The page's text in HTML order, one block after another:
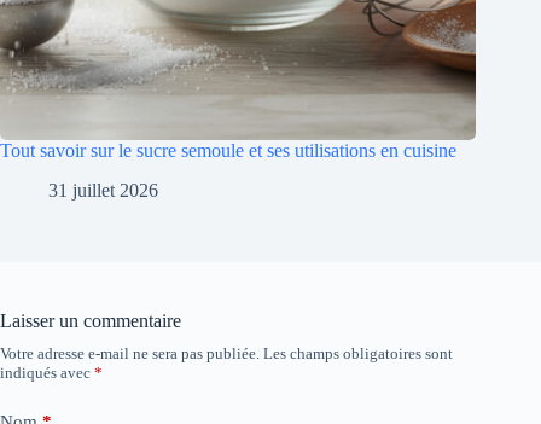
Tout savoir sur le sucre semoule et ses utilisations en cuisine
31 juillet 2026
Laisser un commentaire
Votre adresse e-mail ne sera pas publiée. Les champs obligatoires sont
indiqués avec *